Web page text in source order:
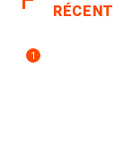
RÉCENT
1